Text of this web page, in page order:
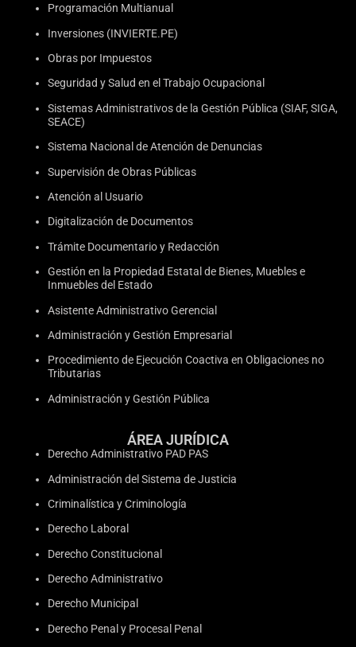
Programación Multianual
Inversiones (INVIERTE.PE)
Obras por Impuestos
Seguridad y Salud en el Trabajo Ocupacional
Sistemas Administrativos de la Gestión Pública (SIAF, SIGA,
SEACE)
Sistema Nacional de Atención de Denuncias
Supervisión de Obras Públicas
Atención al Usuario
Digitalización de Documentos
Trámite Documentario y Redacción
Gestión en la Propiedad Estatal de Bienes, Muebles e
Inmuebles del Estado
Asistente Administrativo Gerencial
Administración y Gestión Empresarial
Procedimiento de Ejecución Coactiva en Obligaciones no
Tributarias
Administración y Gestión Pública
ÁREA JURÍDICA
Derecho Administrativo PAD PAS
Administración del Sistema de Justicia
Criminalística y Criminología
Derecho Laboral
Derecho Constitucional
Derecho Administrativo
Derecho Municipal
Derecho Penal y Procesal Penal